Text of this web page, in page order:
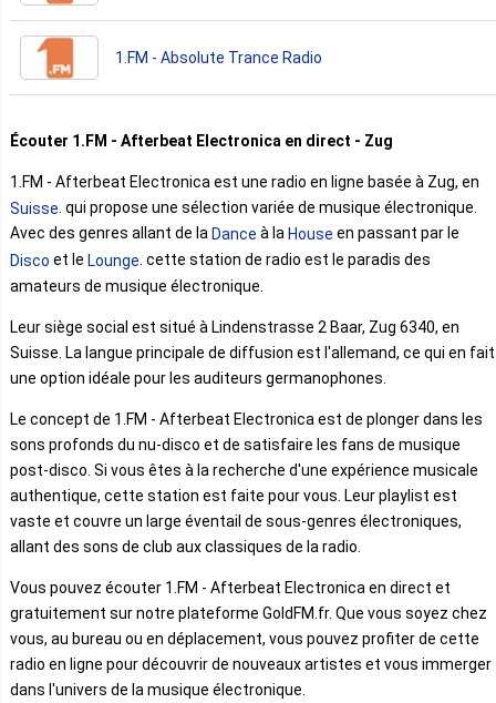
1.FM - Absolute Trance Radio
Écouter 1.FM - Afterbeat Electronica en direct - Zug
1.FM - Afterbeat Electronica est une radio en ligne basée à Zug, en
Suisse . qui propose une sélection variée de musique électronique.
Avec des genres allant de la Dance à la House en passant par le
Disco et le Lounge . cette station de radio est le paradis des
amateurs de musique électronique.
Leur siège social est situé à Lindenstrasse 2 Baar, Zug 6340, en
Suisse. La langue principale de diffusion est l'allemand, ce qui en fait
une option idéale pour les auditeurs germanophones.
Le concept de 1.FM - Afterbeat Electronica est de plonger dans les
sons profonds du nu-disco et de satisfaire les fans de musique
post-disco. Si vous êtes à la recherche d'une expérience musicale
authentique, cette station est faite pour vous. Leur playlist est
vaste et couvre un large éventail de sous-genres électroniques,
allant des sons de club aux classiques de la radio.
Vous pouvez écouter 1.FM - Afterbeat Electronica en direct et
gratuitement sur notre plateforme GoldFM.fr. Que vous soyez chez
vous, au bureau ou en déplacement, vous pouvez profiter de cette
radio en ligne pour découvrir de nouveaux artistes et vous immerger
dans l'univers de la musique électronique.